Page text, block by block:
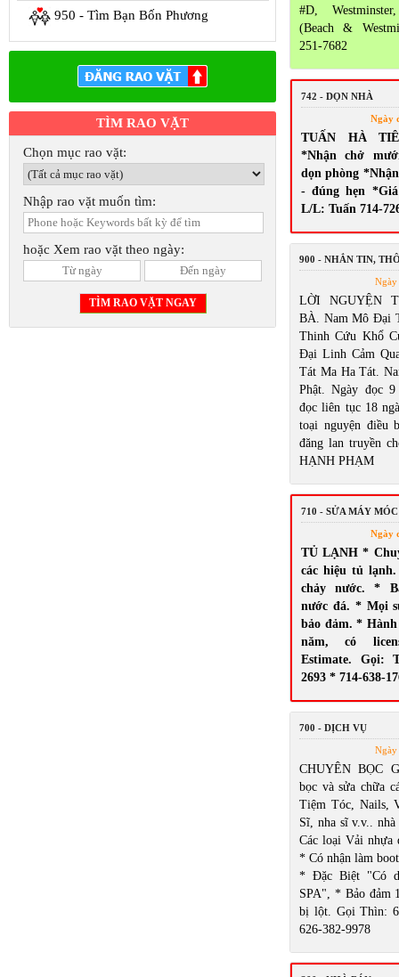
950 - Tìm Bạn Bốn Phương
TÌM RAO VẶT
Chọn mục rao vặt:
Nhập rao vặt muốn tìm:
hoặc Xem rao vặt theo ngày:
#D,
(Beach &
251-7682
742 - DỌN NHÀ
Ngày
TUẤN HÀ
*Nhận chở
dọn phòng
- đúng hẹn
L/L: Tuấn 714-
900 - NHẮN TIN,
Ngày
LỜI NGUYỆN
BÀ. Nam Mô Đại
Thinh Cứu Khổ
Đại Linh Cảm
Tát Ma Ha Tát.
Phật. Ngày đọc
đọc liên tục 18
toại nguyện điều
đăng lan truyền
HẠNH PHẠM
710 - SỬA MÁY MÓC
Ngày
TỦ LẠNH *
các hiệu tủ
chảy nước. *
nước đá. * Mọi
bảo đảm. *
năm, có
Estimate. Gọi:
2693 * 714-638-
700 - DỊCH VỤ
Ngày
CHUYÊN BỌC
bọc và sửa chữa
Tiệm Tóc, Nails,
Sĩ, nha sĩ v.v..
Các loại Vải nhựa
* Có nhận làm
* Đặc Biệt "Có
SPA", * Bảo đảm
bị lột. Gọi Thìn:
626-382-9978